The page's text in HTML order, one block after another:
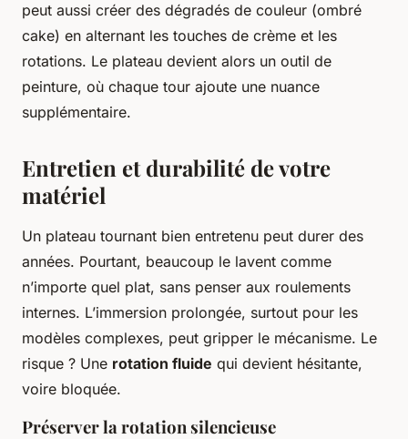
peut aussi créer des dégradés de couleur (ombré
cake) en alternant les touches de crème et les
rotations. Le plateau devient alors un outil de
peinture, où chaque tour ajoute une nuance
supplémentaire.
Entretien et durabilité de votre
matériel
Un plateau tournant bien entretenu peut durer des
années. Pourtant, beaucoup le lavent comme
n’importe quel plat, sans penser aux roulements
internes. L’immersion prolongée, surtout pour les
modèles complexes, peut gripper le mécanisme. Le
risque ? Une rotation fluide qui devient hésitante,
voire bloquée.
Préserver la rotation silencieuse